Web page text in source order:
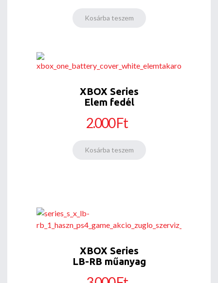
XBOX Series
Elem fedél
2.000 Ft
XBOX Series
LB-RB műanyag